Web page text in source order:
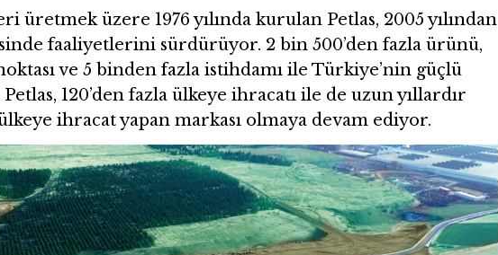
üretmek üzere 1976 yılında kurulan Petlas, 2005 yılından
faaliyetlerini sürdürüyor. 2 bin 500’den fazla ürünü,
noktası ve 5 binden fazla istihdamı ile Türkiye’nin güçlü
120’den fazla ülkeye ihracatı ile de uzun yıllardır
ihracat yapan markası olmaya devam ediyor.